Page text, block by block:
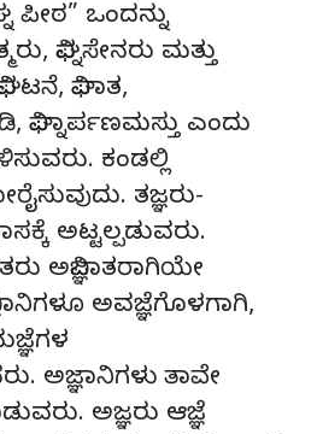
ಪೀಠ” ಒಂದನ್ನು
ವಿಘ್ನಸೇನರು ಮತ್ತು
ವಿಘಾತ,
ವಿಘ್ನಾರ್ಪಣಮಸ್ತು ಎಂದು
ಕಂಡಲ್ಲಿ
ತಜ್ಞರು-
ಅಟ್ಟಲ್ಪಡುವರು.
ಅವಿಜ್ಞಾತರಾಗಿಯೇ
ಅವಜ್ಞೆಗೊಳಗಾಗಿ,
ಅಜ್ಞಾನಿಗಳು ತಾವೇ
ಅಜ್ಞರು ಆಜ್ಞೆ